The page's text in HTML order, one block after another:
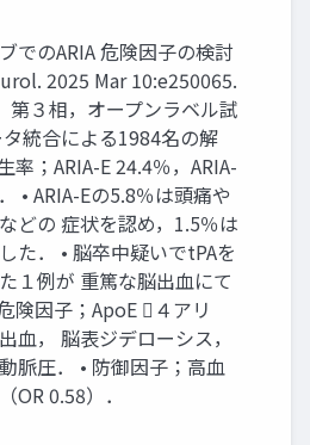
でのARIA 危険因子の検討
2025 Mar 10:e250065.
第３相，オープンラベル試
統合による1984名の解
率；ARIA-E 24.4％，ARIA-
• ARIA-Eの5.8％は頭痛や
どの 症状を認め，1.5％は
た． • 脳卒中疑いでtPAを
１例が 重篤な脳出血にて
険因子；ApoE ４アリ
血， 脳表ジデローシス，
脈圧． • 防御因子；高血
OR 0.58）．